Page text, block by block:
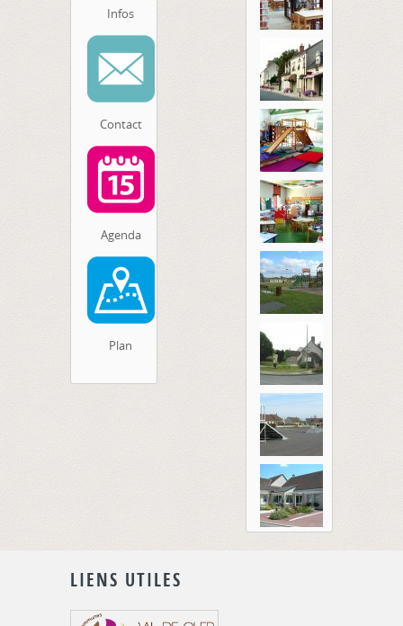
remplacer la carte grise volée,
perdue ou détériorée.
Toutes les informations sur
http://demarches.interieur.gouv.fr
Infos
Contact
Agenda
Plan
LIENS UTILES